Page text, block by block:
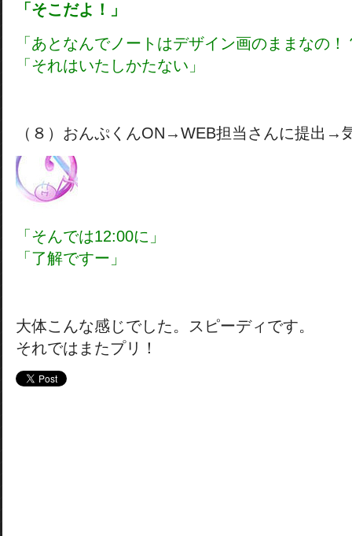
「そこだよ！」
「あとなんでノートはデザイン画のままなの！
「それはいたしかたない」
（８）おんぷくんON→WEB担当さんに提出→
「そんでは12:00に」
「了解ですー」
大体こんな感じでした。スピーディです。
それではまたプリ！